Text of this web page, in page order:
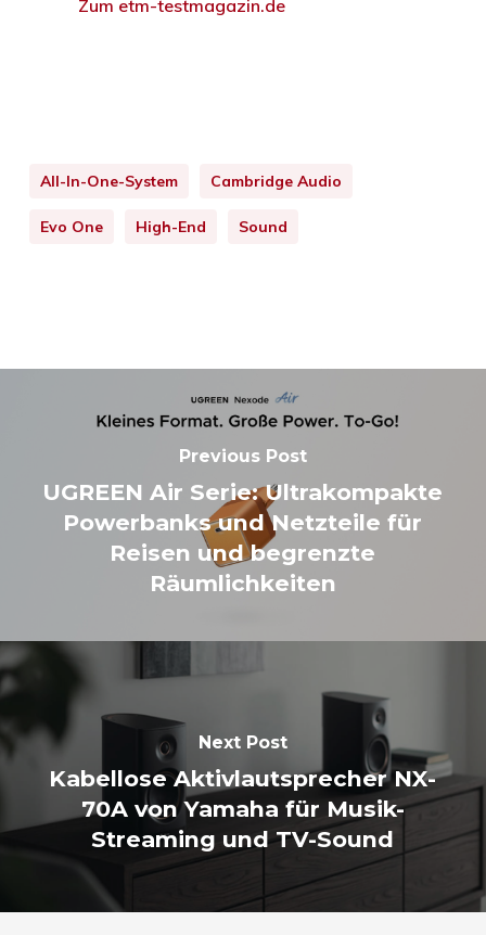
Zum etm-testmagazin.de
All-In-One-System Cambridge Audio
Evo One High-End Sound
Previous Post
UGREEN Air Serie: Ultrakompakte
Powerbanks und Netzteile für
Reisen und begrenzte
Räumlichkeiten
Next Post
Kabellose Aktivlautsprecher NX-
70A von Yamaha für Musik-
Streaming und TV-Sound